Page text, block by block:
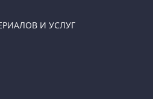
И УСЛУГ